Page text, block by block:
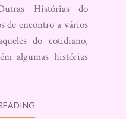
Histórias do
de encontro a vários
do cotidiano,
algumas histórias